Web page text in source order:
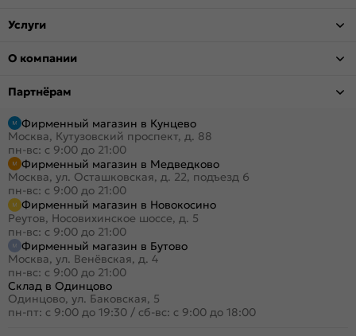
Услуги
О компании
Партнёрам
Фирменный магазин в Кунцево
Москва, Кутузовский проспект, д. 88
пн-вс: с 9:00 до 21:00
Фирменный магазин в Медведково
Москва, ул. Осташковская, д. 22, подъезд 6
пн-вс: с 9:00 до 21:00
Фирменный магазин в Новокосино
Реутов, Носовихинское шоссе, д. 5
пн-вс: с 9:00 до 21:00
Фирменный магазин в Бутово
Москва, ул. Венёвская, д. 4
пн-вс: с 9:00 до 21:00
Склад в Одинцово
Одинцово, ул. Баковская, 5
пн-пт: с 9:00 до 19:30 / сб-вс: с 9:00 до 18:00